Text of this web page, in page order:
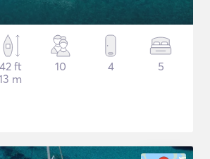
42 ft
m
10 4 5